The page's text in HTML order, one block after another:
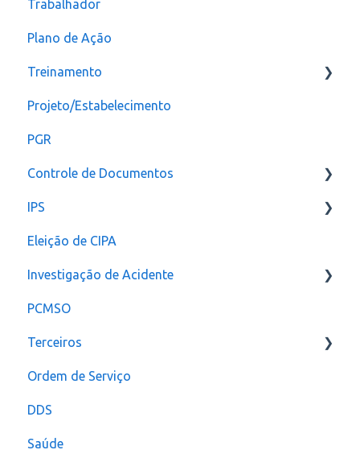
Inspeção Visual
Plano de ação
Checklist
Erros
Criação
CAT
Trabalhador
Plano de Ação
Treinamento
Configuração
Projeto/Estabelecimento
PGR
Controle de Documentos
Notificação
IPS
Configurações
Eleição de CIPA
Investigação de Acidente
Configuração
PCMSO
Terceiros
Usuário
Ordem de Serviço
DDS
Saúde